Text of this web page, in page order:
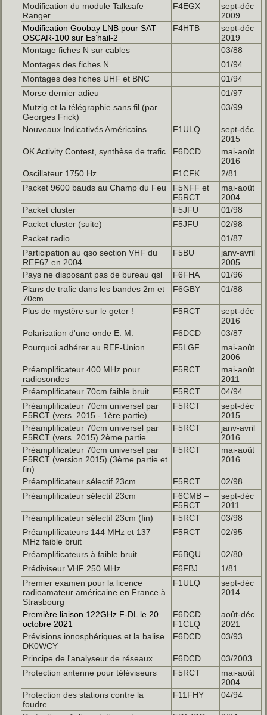
Modification du module Talksafe
Ranger
F4EGX
sept-déc
2009
Modification Goobay LNB pour SAT
OSCAR-100 sur Es’hail-2
F4HTB
sept-déc
2019
Montage fiches N sur cables
03/88
Montages des fiches N
01/94
Montages des fiches UHF et BNC
01/94
Morse dernier adieu
01/97
Mutzig et la télégraphie sans fil (par
Georges Frick)
03/99
Nouveaux Indicativés Américains F1ULQ
sept-déc
2015
OK Activity Contest, synthèse de trafic
F6DCD
mai-août
2016
Oscillateur 1750 Hz
F1CFK
2/81
Packet 9600 bauds au Champ du Feu
F5NFF et
F5RCT
mai-août
2004
Packet cluster
F5JFU
01/98
Packet cluster (suite)
F5JFU
02/98
Packet radio
01/87
Participation au qso section VHF du
REF67 en 2004
F5BU
janv-avril
2005
Pays ne disposant pas de bureau qsl
F6FHA
01/96
Plans de trafic dans les bandes 2m et
70cm
F6GBY 01/88
Plus de mystère sur le geter ! F5RCT
sept-déc
2016
Polarisation d'une onde E. M.
F6DCD
03/87
Pourquoi adhérer au REF-Union
F5LGF
mai-août
2006
Préamplificateur 400 MHz pour
radiosondes
F5RCT
mai-août
2011
Préamplificateur 70cm faible bruit
F5RCT
04/94
Préamplificateur 70cm universel par
F5RCT (vers. 2015 - 1ère partie)
F5RCT
sept-déc
2015
Préamplificateur 70cm universel par
F5RCT (vers. 2015) 2ème partie
F5RCT
janv-avril
2016
Préamplificateur 70cm universel par
F5RCT (version 2015) (3ème partie et
fin)
F5RCT
mai-août
2016
Préamplificateur sélectif 23cm F5RCT
02/98
Préamplificateur sélectif 23cm
F6CMB –
F5RCT
sept-déc
2011
Préamplificateur sélectif 23cm (fin)
F5RCT
03/98
Préamplificateurs 144 MHz et 137
MHz faible bruit
F5RCT 02/95
Préamplificateurs à faible bruit F6BQU
02/80
Prédiviseur VHF 250 MHz
F6FBJ
1/81
Premier examen pour la licence
radioamateur américaine en France à
Strasbourg
F1ULQ
sept-déc
2014
Première liaison 122GHz F-DL le 20
octobre 2021
F6DCD –
F1CLQ
août-déc
2021
Prévisions ionosphériques et la balise
DK0WCY
F6DCD 03/93
Principe de l'analyseur de réseaux F6DCD
03/2003
Protection antenne pour téléviseurs
F5RCT
mai-août
2004
Protection des stations contre la
foudre
F11FHY 04/94